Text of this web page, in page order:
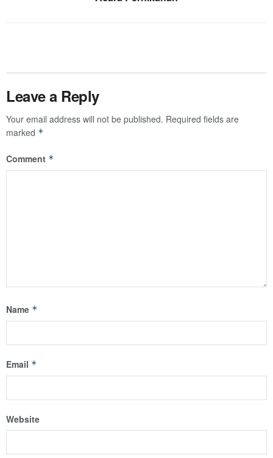
Leave a Reply
Your email address will not be published. Required fields are
marked *
Comment *
Name *
Email *
Website